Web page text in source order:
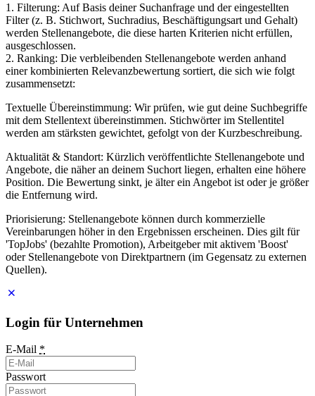
1. Filterung: Auf Basis deiner Suchanfrage und der eingestellten
Filter (z. B. Stichwort, Suchradius, Beschäftigungsart und Gehalt)
werden Stellenangebote, die diese harten Kriterien nicht erfüllen,
ausgeschlossen.
2. Ranking: Die verbleibenden Stellenangebote werden anhand
einer kombinierten Relevanzbewertung sortiert, die sich wie folgt
zusammensetzt:
Textuelle Übereinstimmung: Wir prüfen, wie gut deine Suchbegriffe
mit dem Stellentext übereinstimmen. Stichwörter im Stellentitel
werden am stärksten gewichtet, gefolgt von der Kurzbeschreibung.
Aktualität & Standort: Kürzlich veröffentlichte Stellenangebote und
Angebote, die näher an deinem Suchort liegen, erhalten eine höhere
Position. Die Bewertung sinkt, je älter ein Angebot ist oder je größer
die Entfernung wird.
Priorisierung: Stellenangebote können durch kommerzielle
Vereinbarungen höher in den Ergebnissen erscheinen. Dies gilt für
'TopJobs' (bezahlte Promotion), Arbeitgeber mit aktivem 'Boost'
oder Stellenangebote von Direktpartnern (im Gegensatz zu externen
Quellen).
Login für Unternehmen
E-Mail *
Passwort